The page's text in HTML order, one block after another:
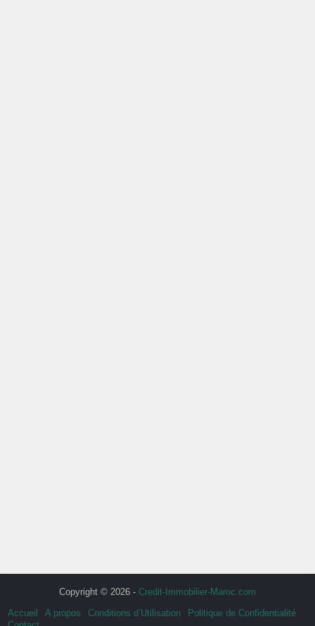
Copyright © 2026 - Credit-Immobilier-Maroc.com
Accueil
A propos Conditions d’Utilisation
Politique de Confidentialité